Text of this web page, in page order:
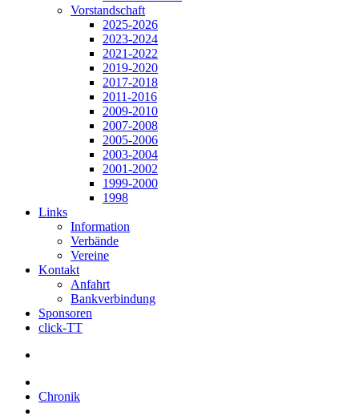
Vorstandschaft
2025-2026
2023-2024
2021-2022
2019-2020
2017-2018
2011-2016
2009-2010
2007-2008
2005-2006
2003-2004
2001-2002
1999-2000
1998
Links
Information
Verbände
Vereine
Kontakt
Anfahrt
Bankverbindung
Sponsoren
click-TT
Chronik